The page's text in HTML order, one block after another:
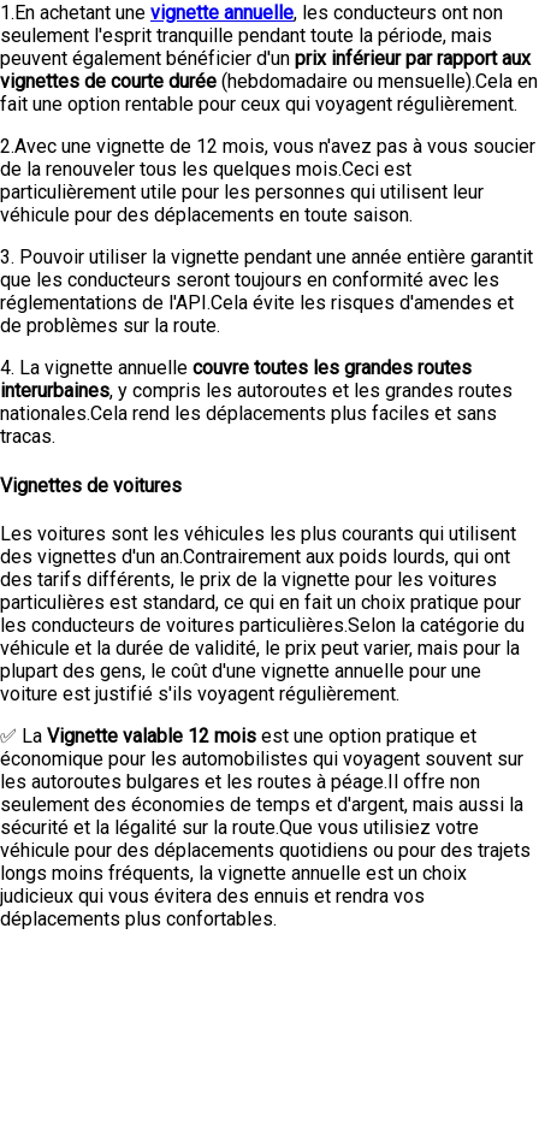
1.En achetant une vignette annuelle, les conducteurs ont non
seulement l'esprit tranquille pendant toute la période, mais
peuvent également bénéficier d'un prix inférieur par rapport aux
vignettes de courte durée (hebdomadaire ou mensuelle).Cela en
fait une option rentable pour ceux qui voyagent régulièrement.
2.Avec une vignette de 12 mois, vous n'avez pas à vous soucier
de la renouveler tous les quelques mois.Ceci est
particulièrement utile pour les personnes qui utilisent leur
véhicule pour des déplacements en toute saison.
3. Pouvoir utiliser la vignette pendant une année entière garantit
que les conducteurs seront toujours en conformité avec les
réglementations de l'API.Cela évite les risques d'amendes et
de problèmes sur la route.
4. La vignette annuelle couvre toutes les grandes routes
interurbaines, y compris les autoroutes et les grandes routes
nationales.Cela rend les déplacements plus faciles et sans
tracas.
Vignettes de voitures
Les voitures sont les véhicules les plus courants qui utilisent
des vignettes d'un an.Contrairement aux poids lourds, qui ont
des tarifs différents, le prix de la vignette pour les voitures
particulières est standard, ce qui en fait un choix pratique pour
les conducteurs de voitures particulières.Selon la catégorie du
véhicule et la durée de validité, le prix peut varier, mais pour la
plupart des gens, le coût d'une vignette annuelle pour une
voiture est justifié s'ils voyagent régulièrement.
✅ La Vignette valable 12 mois est une option pratique et
économique pour les automobilistes qui voyagent souvent sur
les autoroutes bulgares et les routes à péage.Il offre non
seulement des économies de temps et d'argent, mais aussi la
sécurité et la légalité sur la route.Que vous utilisiez votre
véhicule pour des déplacements quotidiens ou pour des trajets
longs moins fréquents, la vignette annuelle est un choix
judicieux qui vous évitera des ennuis et rendra vos
déplacements plus confortables.